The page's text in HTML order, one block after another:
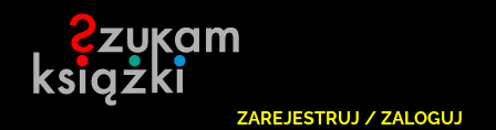
ZAREJESTRUJ / ZALOGUJ